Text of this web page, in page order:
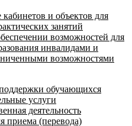
и объектов для
занятий
возможностей для
инвалидами и
возможностями
обучающихся
услуги
деятельность
приема (перевода)